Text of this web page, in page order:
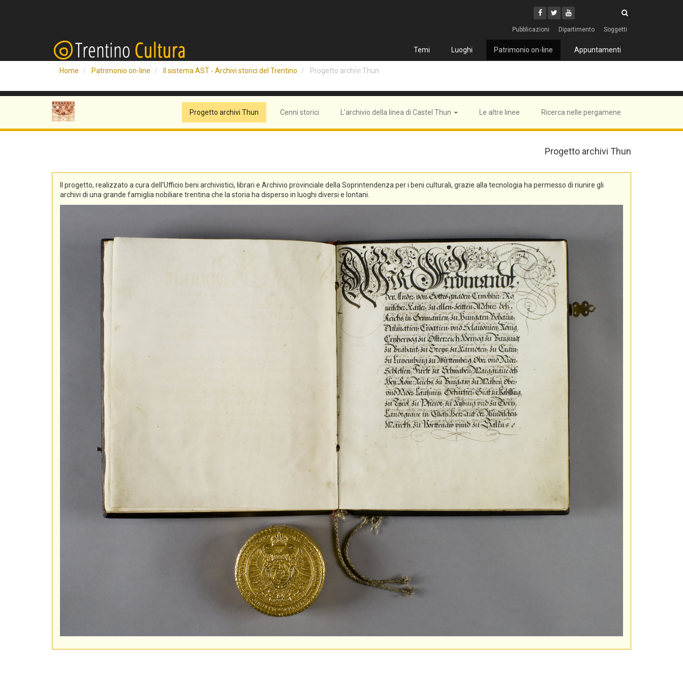
Facebook
Twitter
Youtube
Pubblicazioni Dipartimento Soggetti
Temi Luoghi Patrimonio on-line Appuntamenti
Home Patrimonio on-line Il sistema AST - Archivi storici del Trentino Progetto archivi Thun
Progetto archivi Thun Cenni storici L’archivio della linea di Castel Thun Le altre linee Ricerca nelle pergamene
Progetto archivi Thun
Il progetto, realizzato a cura dell'Ufficio beni archivistici, librari e Archivio provinciale della Soprintendenza per i beni culturali, grazie alla tecnologia ha permesso di riunire gli
archivi di una grande famiglia nobiliare trentina che la storia ha disperso in luoghi diversi e lontani.